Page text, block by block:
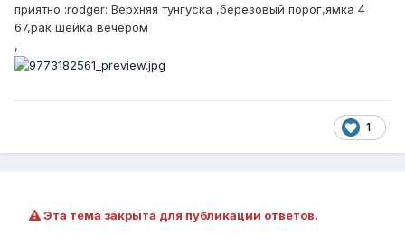
приятно :rodger: Верхняя тунгуска ,березовый порог,ямка 4
67,рак шейка вечером
,
1
Эта тема закрыта для публикации ответов.